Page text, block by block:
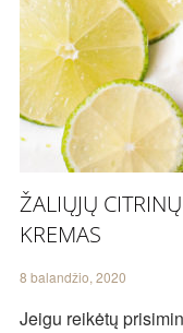
ŽALIŲJŲ
KREMAS
8 balandžio, 2020
Jeigu reikėtų